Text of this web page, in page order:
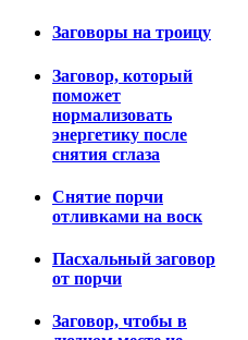
Заговоры на троицу
Заговор, который
поможет
нормализовать
энергетику после
снятия сглаза
Снятие порчи
отливками на воск
Пасхальный заговор
от порчи
Заговор, чтобы в